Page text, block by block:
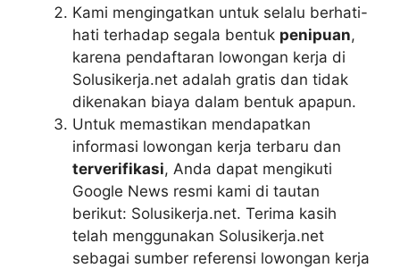
Kami mengingatkan untuk selalu berhati-
hati terhadap segala bentuk penipuan,
karena pendaftaran lowongan kerja di
Solusikerja.net adalah gratis dan tidak
dikenakan biaya dalam bentuk apapun.
Untuk memastikan mendapatkan
informasi lowongan kerja terbaru dan
terverifikasi, Anda dapat mengikuti
Google News resmi kami di tautan
berikut: Solusikerja.net. Terima kasih
telah menggunakan Solusikerja.net
sebagai sumber referensi lowongan kerja